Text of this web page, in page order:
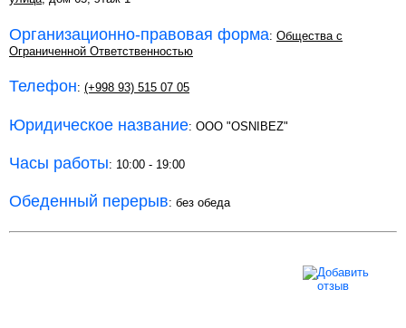
Организационно-правовая форма: Общества с
Ограниченной Ответственностью
Телефон: (+998 93) 515 07 05
Юридическое название: ООО "OSNIBEZ"
Часы работы: 10:00 - 19:00
Обеденный перерыв: без обеда